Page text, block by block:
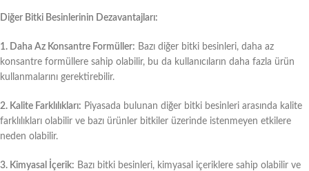
Diğer Bitki Besinlerinin Dezavantajları:
1. Daha Az Konsantre Formüller: Bazı diğer bitki besinleri, daha az
konsantre formüllere sahip olabilir, bu da kullanıcıların daha fazla ürün
kullanmalarını gerektirebilir.
2. Kalite Farklılıkları: Piyasada bulunan diğer bitki besinleri arasında kalite
farklılıkları olabilir ve bazı ürünler bitkiler üzerinde istenmeyen etkilere
neden olabilir.
3. Kimyasal İçerik: Bazı bitki besinleri, kimyasal içeriklere sahip olabilir ve